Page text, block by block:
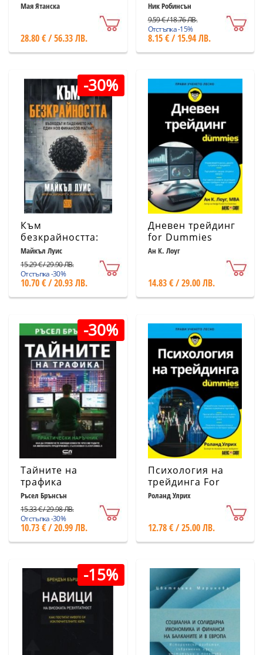
пътеводител +
(комплект)
Мая Ятанска
28.80 € / 56.33 ЛВ.
работното място
Ник Робинсън
9.59 € / 18.76 ЛВ.
Отстъпка -15%
8.15 € / 15.94 ЛВ.
-30%
Към
безкрайността:
Възходът и
падението на
един финансов
магнат
Майкъл Луис
15.29 € / 29.90 ЛВ.
Отстъпка -30%
10.70 € / 20.93 ЛВ.
Дневен трейдинг
for Dummies
Ан К. Лоуг
14.83 € / 29.00 ЛВ.
-30%
Тайните на
трафика
Ръсел Брънсън
15.33 € / 29.98 ЛВ.
Отстъпка -30%
10.73 € / 20.99 ЛВ.
Психология на
трейдинга For
Dummies
Роланд Улрих
12.78 € / 25.00 ЛВ.
-15%